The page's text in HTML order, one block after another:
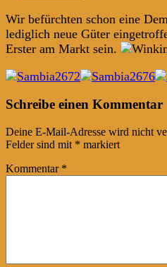
Wir befürchten schon eine
lediglich neue Güter
Erster am Markt sein.
Post
navigation
←
→
Schreibe einen Kommentar
Deine E-Mail-Adresse wird nicht
Felder sind mit * markiert
Kommentar *